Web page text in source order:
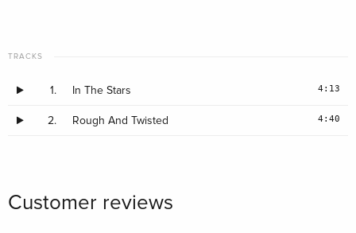
TRACKS
1. In The Stars 4:13
2. Rough And Twisted 4:40
Customer reviews